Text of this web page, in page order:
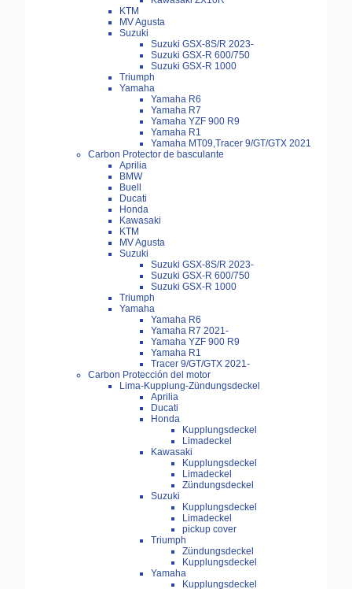
KTM
MV Agusta
Suzuki
Suzuki GSX-8S/R 2023-
Suzuki GSX-R 600/750
Suzuki GSX-R 1000
Triumph
Yamaha
Yamaha R6
Yamaha R7
Yamaha YZF 900 R9
Yamaha R1
Yamaha MT09,Tracer 9/GT/GTX 2021
Carbon Protector de basculante
Aprilia
BMW
Buell
Ducati
Honda
Kawasaki
KTM
MV Agusta
Suzuki
Suzuki GSX-8S/R 2023-
Suzuki GSX-R 600/750
Suzuki GSX-R 1000
Triumph
Yamaha
Yamaha R6
Yamaha R7 2021-
Yamaha YZF 900 R9
Yamaha R1
Tracer 9/GT/GTX 2021-
Carbon Protección del motor
Lima-Kupplung-Zündungsdeckel
Aprilia
Ducati
Honda
Kupplungsdeckel
Limadeckel
Kawasaki
Kupplungsdeckel
Limadeckel
Zündungsdeckel
Suzuki
Kupplungsdeckel
Limadeckel
pickup cover
Triumph
Zündungsdeckel
Kupplungsdeckel
Yamaha
Kupplungsdeckel